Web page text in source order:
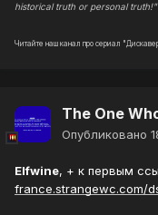
historical truth or personal truth!"
Читайте наш канал про сериал
The One
Опубликовано
Elfwine, + к первым
france.strangewc.com/